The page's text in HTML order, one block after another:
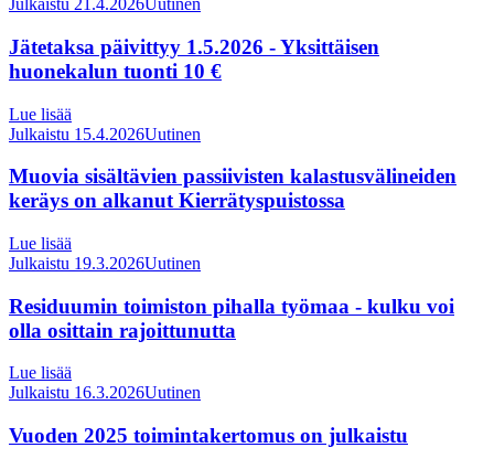
Julkaistu 21.4.2026Uutinen
Jätetaksa päivittyy 1.5.2026 - Yksittäisen
huonekalun tuonti 10 €
Lue lisää
Julkaistu 15.4.2026Uutinen
Muovia sisältävien passiivisten kalastusvälineiden
keräys on alkanut Kierrätyspuistossa
Lue lisää
Julkaistu 19.3.2026Uutinen
Residuumin toimiston pihalla työmaa - kulku voi
olla osittain rajoittunutta
Lue lisää
Julkaistu 16.3.2026Uutinen
Vuoden 2025 toimintakertomus on julkaistu